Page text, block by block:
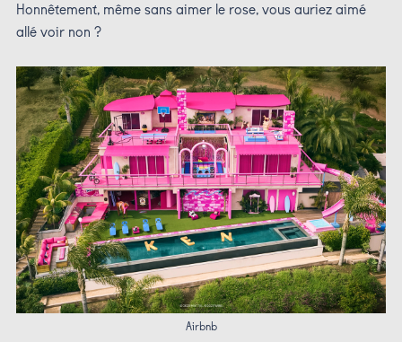
Honnêtement, même sans aimer le rose, vous auriez aimé
allé voir non ?
Airbnb